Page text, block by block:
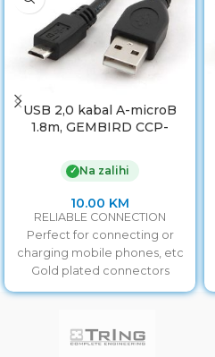
USB 2,0 kabal A-microB
1.8m, GEMBIRD CCP-
✓ Na zalihi
10.00 KM
RELIABLE CONNECTION
Perfect for connecting or
charging mobile phones, etc
Gold plated connectors